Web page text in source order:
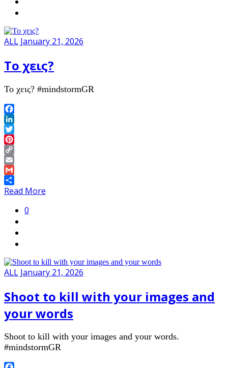
ALL January 21, 2026
To χεις?
To χεις? #mindstormGR
Facebook
LinkedIn
Twitter
Pinterest
Copy
Link
Email
Gmail
Share
Read More
0
ALL January 21, 2026
Shoot to kill with your images and
your words
Shoot to kill with your images and your words.
#mindstormGR